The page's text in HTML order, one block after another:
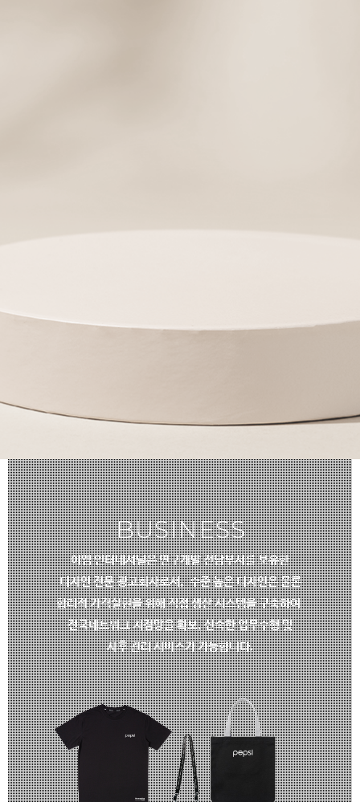
BUSINESS
이엠 인터네셔널은 연구개발 전담부서를 보유한
디자인 전문광고회사로서,수준 높은 디자인은 물론
합리적 가격실현을 위해 직접 생산 시스템을 구축하여
전국네트워크 지점망을 확보, 신속한 업무수행 및
사후 관리 서비스가 가능합니다.